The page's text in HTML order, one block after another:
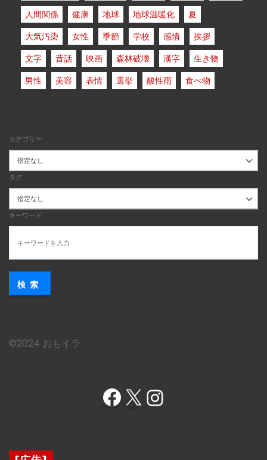
人間関係
健康 地球 地球温暖化
夏
大気汚染
女性 季節 学校 感情
挨拶
文字
昔話 映画 森林破壊 漢字
生き物
男性
美容 表情 選挙 酸性雨 食べ物
カテゴリー
タグ
キーワード
検索
©︎2024 おもイラ
Facebook X Instagram